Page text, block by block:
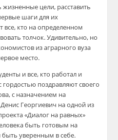
цели, расставить
шаги для их
все, кто на определенном
толчок.Удивительно, но
из аграрного вуза
место.
и все, кто работал и
гордостью поздравляют своего
с назначением на
Денис Георгиевич на одной из
«Диалог на равных»
быть готовым на
быть уверенным в себе.